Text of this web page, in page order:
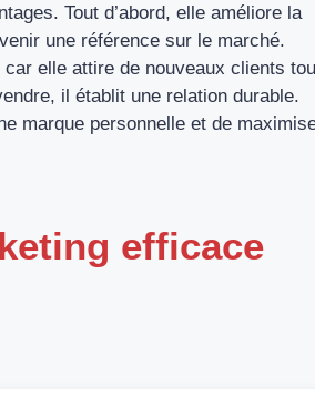
Tout d’abord, elle améliore la
une référence sur le marché.
elle attire de nouveaux clients
il établit une relation durable.
marque personnelle et de
efficace